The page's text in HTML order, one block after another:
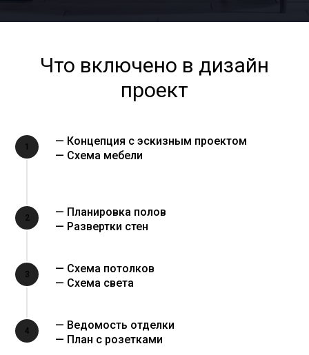
Что включено в дизайн
проект
1
— Концепция с эскизным проектом
— Схема мебели
2
— Планировка полов
— Развертки стен
3
— Схема потолков
— Схема света
4
— Ведомость отделки
— План с розетками